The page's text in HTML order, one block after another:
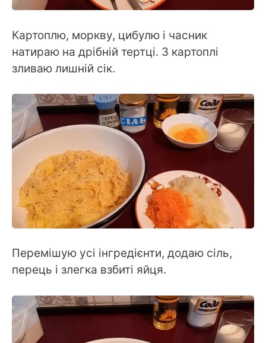
Картоплю, моркву, цибулю і часник
натираю на дрібній тертці. З картоплі
зливаю лишній сік.
Перемішую усі інгредієнти, додаю сіль,
перець і злегка взбиті яйця.